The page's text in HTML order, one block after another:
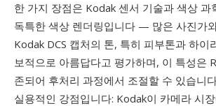
한 가지 장점은 Kodak 센서 기술과 색상 과
독특한 색상 렌더링입니다 — 많은 사진가
Kodak DCS 캡처의 톤, 특히 피부톤과 하이
보적으로 아름답다고 평가하며, 이 특성은
존되어 후처리 과정에서 조절할 수 있습니
실용적인 강점입니다: Kodak이 카메라 시